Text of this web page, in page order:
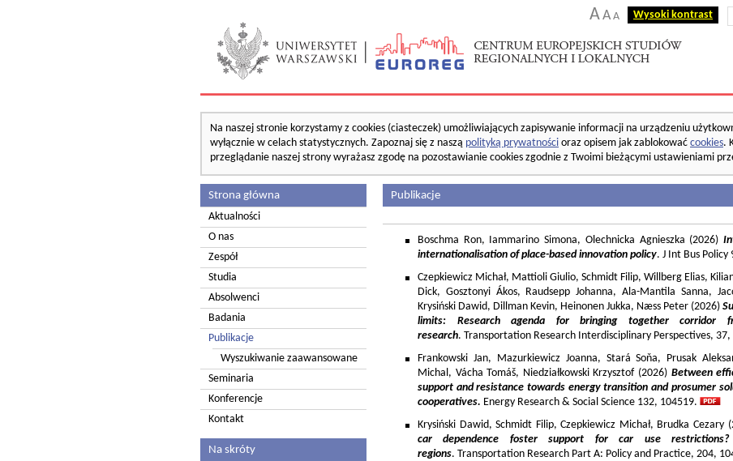
AA A Wysoki kontrast
Na naszej stronie korzystamy z cookies (ciasteczek) umożliwiających zapisywanie informacji na urządzeniu
wyłącznie w celach statystycznych. Zapoznaj się z naszą polityką prywatności oraz opisem jak zablokować cookies.
przeglądanie naszej strony wyrażasz zgodę na pozostawianie cookies zgodnie z Twoimi bieżącymi ustawieniami
Strona główna
Aktualności
O nas
Zespół
Studia
Absolwenci
Badania
Publikacje
Wyszukiwanie zaawansowane
Seminaria
Konferencje
Kontakt
Na skróty
Publikacje
Boschma Ron, Iammarino Simona, Olechnicka Agnieszka (2026)
internationalisation of place-based innovation policy. J Int Bus
Czepkiewicz Michał, Mattioli Giulio, Schmidt Filip, Willberg Elias,
Dick, Gosztonyi Ákos, Raudsepp Johanna, Ala-Mantila Sanna,
Krysiński Dawid, Dillman Kevin, Heinonen Jukka, Næss Peter (2026)
limits: Research agenda for bringing together corridor
research. Transportation Research Interdisciplinary Perspectives, 37,
Frankowski Jan, Mazurkiewicz Joanna, Stará Soňa, Prusak
Michal, Vácha Tomáš, Niedziałkowski Krzysztof (2026) Between
support and resistance towards energy transition and prosumer
cooperatives. Energy Research & Social Science 132, 104519.
Krysiński Dawid, Schmidt Filip, Czepkiewicz Michał, Brudka Cezary
car dependence foster support for car use
regions. Transportation Research Part A: Policy and Practice, 204,